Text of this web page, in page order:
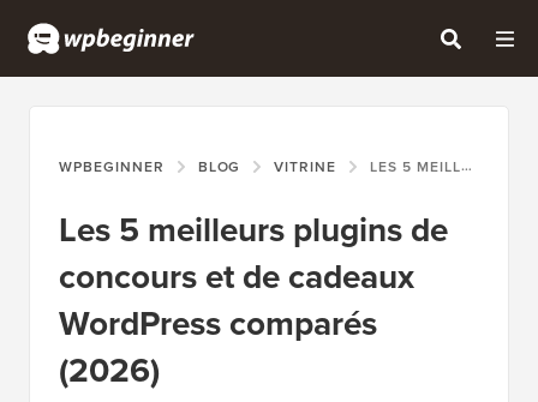
WPBEGINNER BLOG VITRINE LES 5 MEILLEURS PLUGINS DE CONCOURS ET DE CADEAUX WORDPRESS COMPARÉS (2026)
Les 5 meilleurs plugins de
concours et de cadeaux
WordPress comparés
(2026)